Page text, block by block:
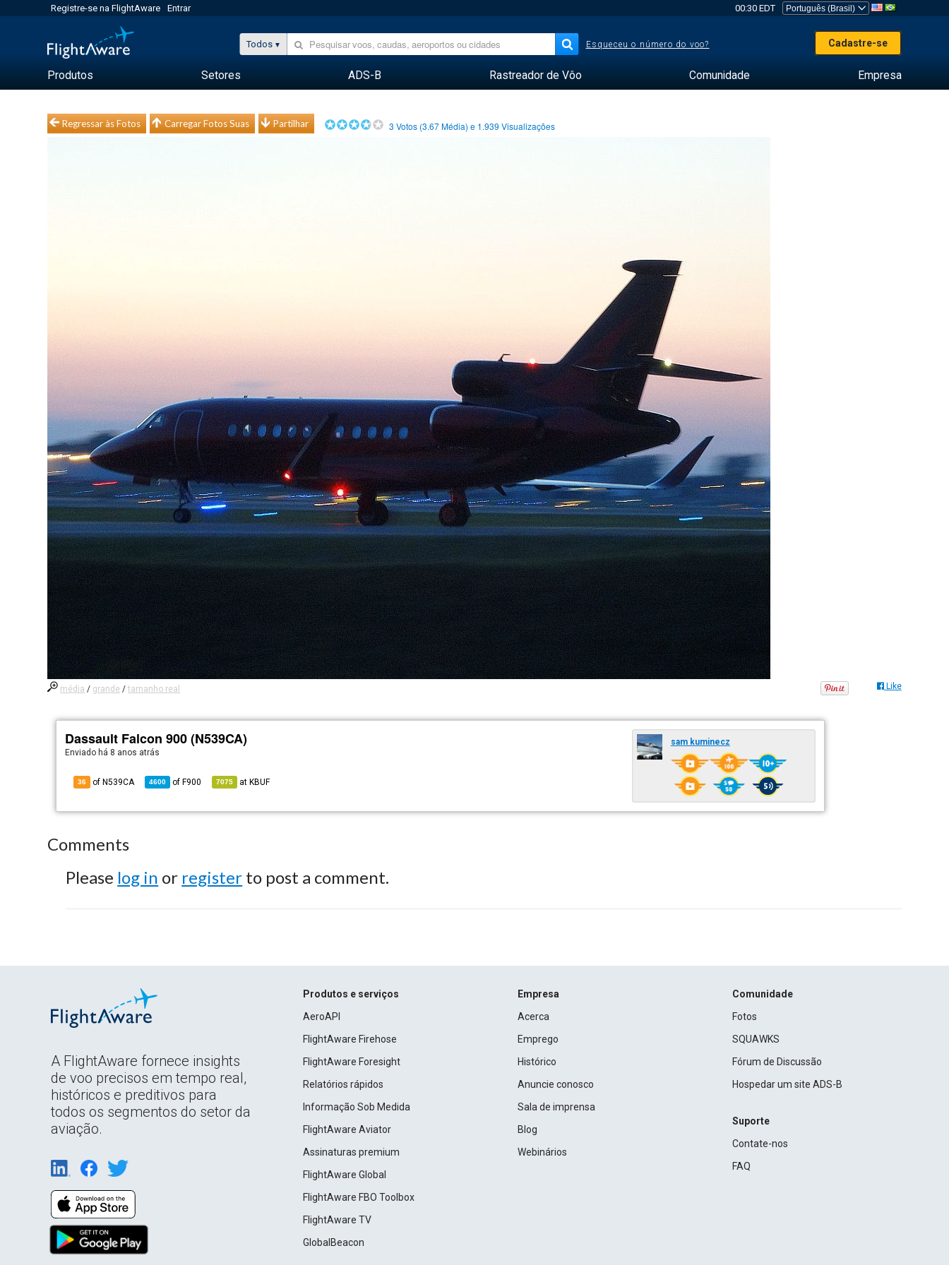
Registre-se na FlightAware Entrar 00:30 EDT
Todos Esqueceu o número do voo? Cadastre-se
Produtos Setores ADS-B Rastreador de Vôo Comunidade Empresa
Regressar às Fotos Carregar Fotos Suas Partilhar 3 Votos (3.67Média) e 1.939 Visualizações
média / grande /tamanho real Like
Dassault Falcon 900 (N539CA)
Enviado há 8 anos atrás
36 of N539CA 4600 of F900 7075 at KBUF
sam kuminecz
Comments
Please log in or register to post a comment.
A FlightAware fornece insights
de voo precisos em tempo real,
históricos e preditivos para
todos os segmentos do setor da
aviação.
Produtos e serviços
AeroAPI
FlightAware Firehose
FlightAware Foresight
Relatórios rápidos
Informação Sob Medida
FlightAware Aviator
Assinaturas premium
FlightAware Global
FlightAware FBO Toolbox
FlightAware TV
GlobalBeacon
Empresa
Acerca
Emprego
Histórico
Anuncie conosco
Sala de imprensa
Blog
Webinários
Comunidade
Fotos
SQUAWKS
Fórum de Discussão
Hospedar um site ADS-B
Suporte
Contate-nos
FAQ